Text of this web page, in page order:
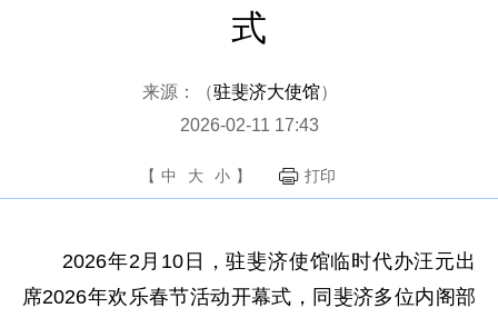
式
来源：（驻斐济大使馆）
2026-02-11 17:43
【 中 大 小 】 打印
2026年2月10日，驻斐济使馆临时代办汪元出
席2026年欢乐春节活动开幕式，同斐济多位内阁部